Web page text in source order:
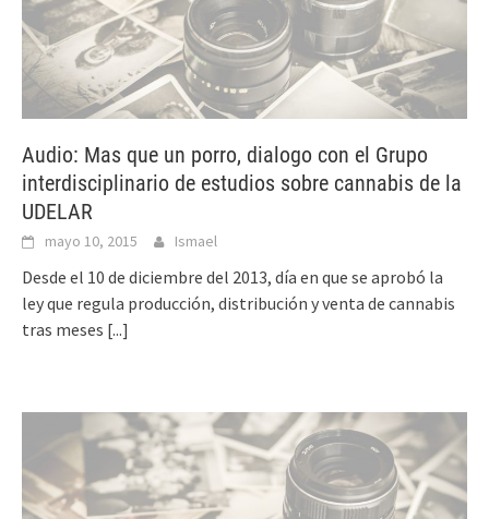
Audio: Mas que un porro, dialogo con el Grupo
interdisciplinario de estudios sobre cannabis de la
UDELAR
mayo 10, 2015 Ismael
Desde el 10 de diciembre del 2013, día en que se aprobó la
ley que regula producción, distribución y venta de cannabis
tras meses [...]